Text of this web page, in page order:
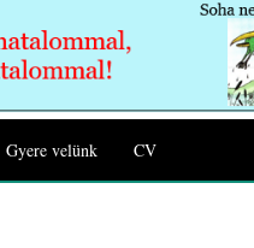
Gyere velünk CV